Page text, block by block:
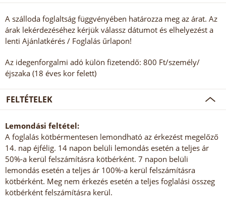
A szálloda foglaltság függvényében határozza meg az árat. Az
árak lekérdezéséhez kérjük válassz dátumot és elhelyezést a
lenti Ajánlatkérés / Foglalás űrlapon!
Az idegenforgalmi adó külön fizetendő: 800 Ft/személy/
éjszaka (18 éves kor felett)
FELTÉTELEK
Lemondási feltétel:
A foglalás kötbérmentesen lemondható az érkezést megelőző
14. nap éjfélig. 14 napon belüli lemondás esetén a teljes ár
50%-a kerül felszámításra kötbérként. 7 napon belüli
lemondás esetén a teljes ár 100%-a kerül felszámításra
kötbérként. Meg nem érkezés esetén a teljes foglalási összeg
kötbérként felszámításra kerül.